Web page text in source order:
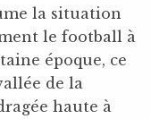
la situation
le football à
époque, ce
de la
haute à